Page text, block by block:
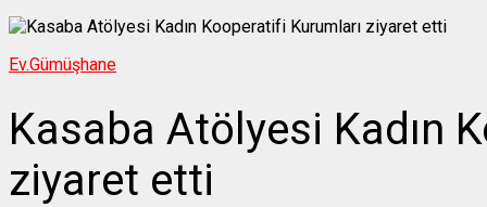
Ev.Gümüşhane
Kasaba Atölyesi Kadın
ziyaret etti